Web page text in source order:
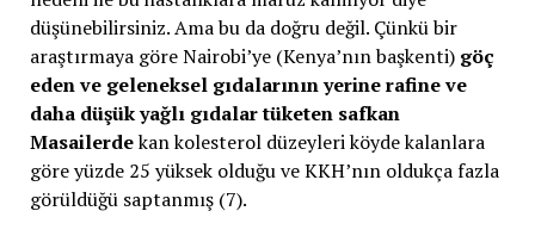
düşünebilirsiniz. Ama bu da doğru değil. Çünkü bir
araştırmaya göre Nairobi’ye (Kenya’nın başkenti) göç
eden ve geleneksel gıdalarının yerine rafine ve
daha düşük yağlı gıdalar tüketen safkan
Masailerdekan kolesterol düzeyleri köyde kalanlara
göre yüzde 25 yüksek olduğu ve KKH’nın oldukça fazla
görüldüğü saptanmış (7).